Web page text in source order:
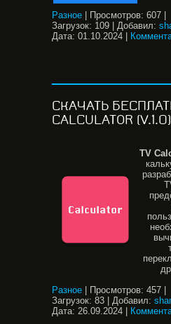
Разное
Просмотров: 607
Загрузок: 109 Добавил:
Дата: 01.10.2024
СКАЧАТЬ
CALCULATOR
TV
Разное
Просмотров: 457
Загрузок: 83 Добавил:
Дата: 26.09.2024